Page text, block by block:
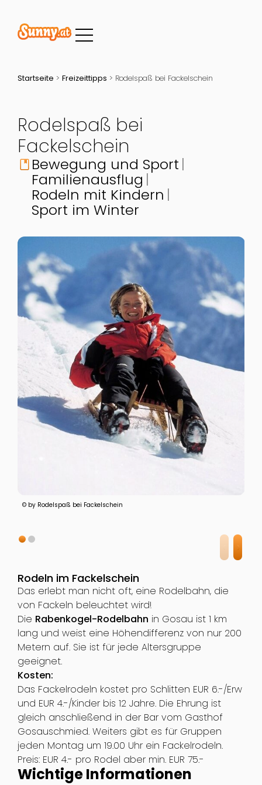
Startseite > Freizeittipps > Rodelspaß bei Fackelschein
Rodelspaß bei
Fackelschein
book Bewegung und Sport
Familienausflug
Rodeln mit Kindern
Sport im Winter
© by Rodelspaß bei Fackelschein
Rodeln im Fackelschein
Das erlebt man nicht oft, eine Rodelbahn, die
von Fackeln beleuchtet wird!
Die Rabenkogel-Rodelbahn in Gosau ist 1 km
lang und weist eine Höhendifferenz von nur 200
Metern auf. Sie ist für jede Altersgruppe
geeignet.
Kosten:
Das Fackelrodeln kostet pro Schlitten EUR 6.-/Erw
und EUR 4.-/Kinder bis 12 Jahre. Die Ehrung ist
gleich anschließend in der Bar vom Gasthof
Gosauschmied. Weiters gibt es für Gruppen
jeden Montag um 19.00 Uhr ein Fackelrodeln.
Preis: EUR 4.- pro Rodel aber min. EUR 75.-
Wichtige Informationen